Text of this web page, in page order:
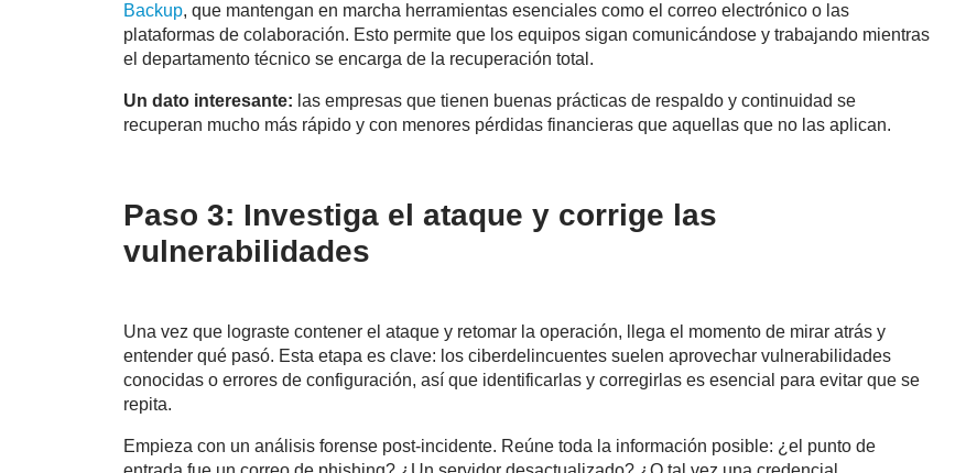
Backup, que mantengan en marcha herramientas esenciales como el correo electrónico o las
plataformas de colaboración. Esto permite que los equipos sigan comunicándose y trabajando mientras
el departamento técnico se encarga de la recuperación total.
Un dato interesante: las empresas que tienen buenas prácticas de respaldo y continuidad se
recuperan mucho más rápido y con menores pérdidas financieras que aquellas que no las aplican.
Paso 3: Investiga el ataque y corrige las
vulnerabilidades
Una vez que lograste contener el ataque y retomar la operación, llega el momento de mirar atrás y
entender qué pasó. Esta etapa es clave: los ciberdelincuentes suelen aprovechar vulnerabilidades
conocidas o errores de configuración, así que identificarlas y corregirlas es esencial para evitar que se
repita.
Empieza con un análisis forense post-incidente. Reúne toda la información posible: ¿el punto de